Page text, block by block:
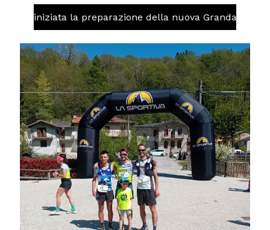
iniziata la preparazione della nuova Granda Volley